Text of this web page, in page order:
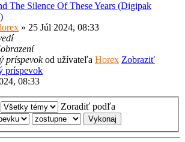
The Silence Of These Years (Digipak
» 25 Júl 2024, 08:33
príspevokod užívateľa Horex Zobraziť
príspevok
08:33
Zoradiť podľa